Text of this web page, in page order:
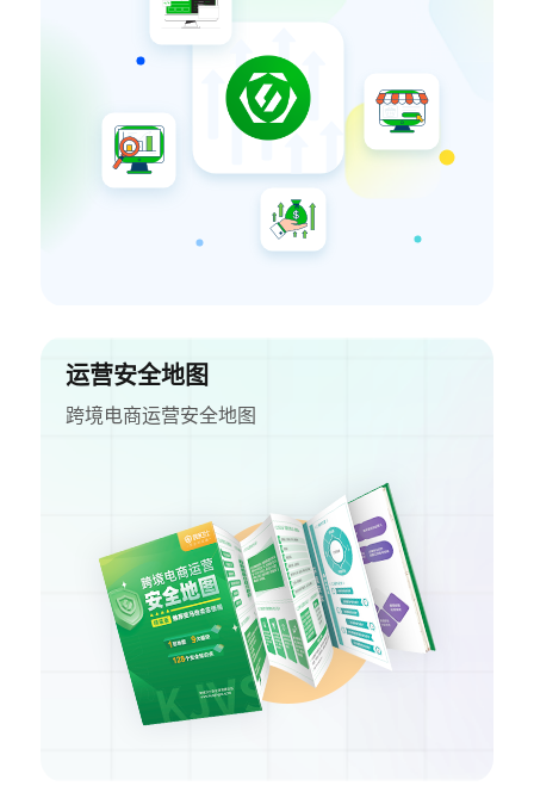
运营安全地图
跨境电商运营安全地图